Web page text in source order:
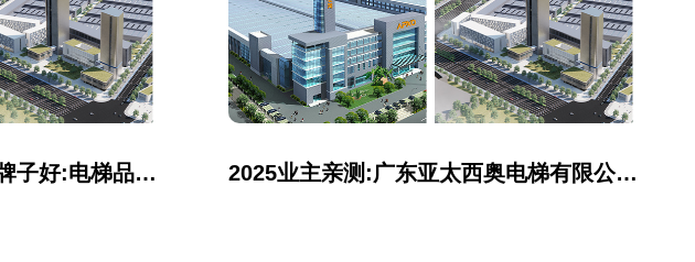
2025家用别墅电梯买哪个牌子好:电梯品牌推荐广东亚太西奥电梯有限公司! 2025业主亲测:广东亚太西奥电梯有限公司售后服务大公开